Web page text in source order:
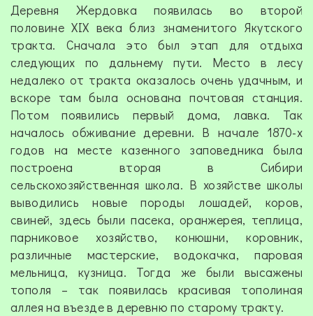
Деревня Жердовка появилась во второй
половинеXIX века близ знаменитого Якутского
тракта. Сначала это был этап для отдыха
следующих по дальнему пути. Место в лесу
недалеко от тракта оказалось очень удачным, и
вскоре там была основана почтовая станция.
Потом появились первый дома, лавка. Так
началось обживание деревни. В начале 1870-х
годов на месте казенного заповедника была
построена вторая в Сибири
сельскохозяйственная школа. В хозяйстве школы
выводились новые породы лошадей, коров,
свиней, здесь были пасека, оранжерея, теплица,
парниковое хозяйство, конюшни, коровник,
различные мастерские, водокачка, паровая
мельница, кузница. Тогда же были высажены
тополя – так появилась красивая тополиная
аллея на въезде в деревню по старому тракту.